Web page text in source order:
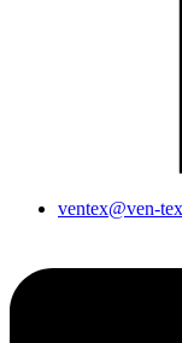
ventex@ven-